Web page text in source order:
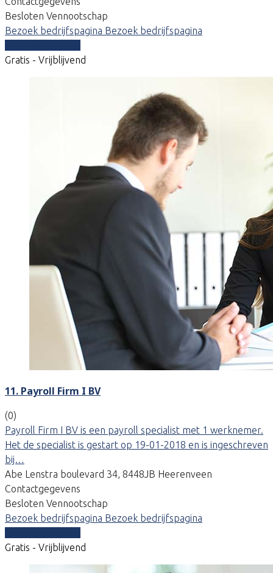
Besloten Vennootschap
Bezoek bedrijfspagina Bezoek bedrijfspagina
Gratis - Vrijblijvend
11. Payroll Firm I BV
(0)
Payroll Firm I BV is een payroll specialist met 1 werknemer.
Het de specialist is gestart op 19-01-2018 en is ingeschreven
bij…
Abe Lenstra boulevard 34, 8448JB Heerenveen
Contactgegevens
Besloten Vennootschap
Bezoek bedrijfspagina Bezoek bedrijfspagina
Gratis - Vrijblijvend